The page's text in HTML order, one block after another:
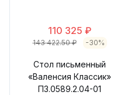
110 325 ₽
143 422.50 ₽ -30%
Стол письменный
«Валенсия Классик»
П3.0589.2.04-01